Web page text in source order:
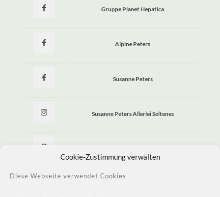
Cookie-Zustimmung verwalten
Diese Webseite verwendet Cookies
Gruppe Planet Hepatica
Alpine Peters
Susanne Peters
Susanne Peters Allerlei Seltenes